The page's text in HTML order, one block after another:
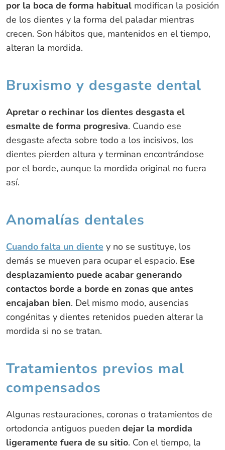
por la boca de forma habitual modifican la posición
de los dientes y la forma del paladar mientras
crecen. Son hábitos que, mantenidos en el tiempo,
alteran la mordida.
Bruxismo y desgaste dental
Apretar o rechinar los dientes desgasta el
esmalte de forma progresiva. Cuando ese
desgaste afecta sobre todo a los incisivos, los
dientes pierden altura y terminan encontrándose
por el borde, aunque la mordida original no fuera
así.
Anomalías dentales
Cuando falta un diente y no se sustituye, los
demás se mueven para ocupar el espacio. Ese
desplazamiento puede acabar generando
contactos borde a borde en zonas que antes
encajaban bien. Del mismo modo, ausencias
congénitas y dientes retenidos pueden alterar la
mordida si no se tratan.
Tratamientos previos mal
compensados
Algunas restauraciones, coronas o tratamientos de
ortodoncia antiguos pueden dejar la mordida
ligeramente fuera de su sitio. Con el tiempo, la